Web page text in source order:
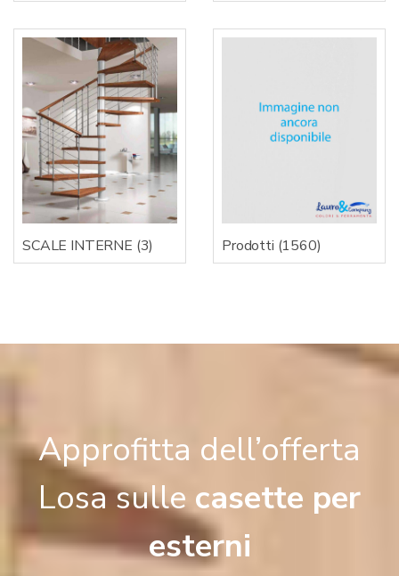
SCALE INTERNE (3) Prodotti (1560)
Approfitta dell’offerta
Losa sulle casette per
esterni